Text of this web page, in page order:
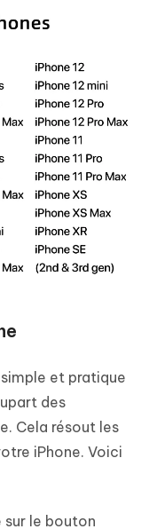
et pratique
des
Cela résout les
iPhone. Voici
sur le bouton